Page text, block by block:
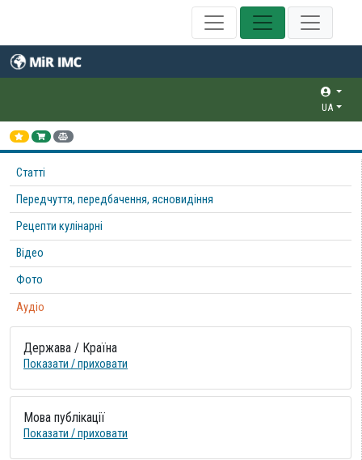
UA
Статті
Передчуття, передбачення, ясновидіння
Рецепти кулінарні
Відео
Фото
Аудіо
Держава / Країна
Показати / приховати
Мова публікації
Показати / приховати